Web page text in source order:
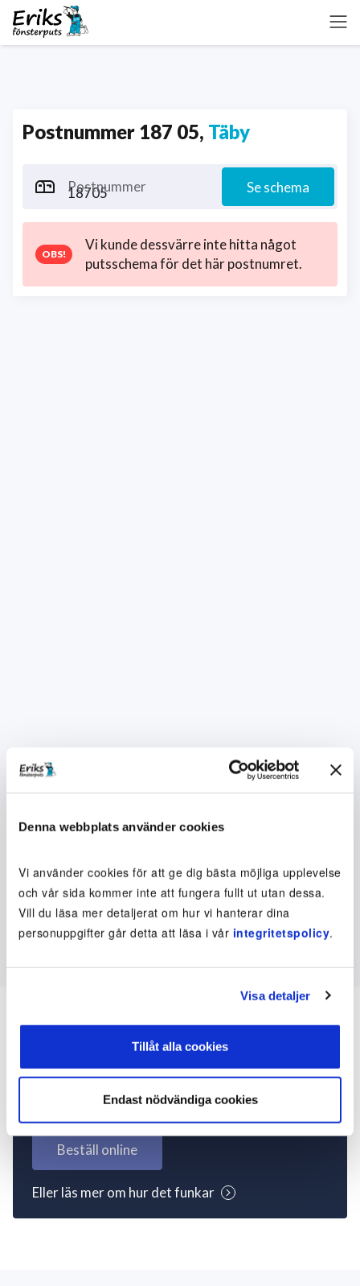
Denna webbplats använder cookies
Vi använder cookies för att ge dig bästa möjliga upplevelse
och vår sida kommer inte att fungera fullt ut utan dessa.
Vill du läsa mer detaljerat om hur vi hanterar dina
personuppgifter går detta att läsa i vår integritetspolicy.
Visa detaljer
Tillåt alla cookies
Endast nödvändiga cookies
Postnummer 187 05, Täby
Postnummer Se schema
Vi kunde dessvärre inte hitta något
putsschema för det här postnumret.
Inte kund ännu? Kom
igång nu!
Beställ online
Eller läs mer om hur det funkar